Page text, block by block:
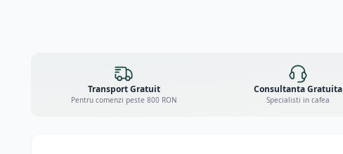
Transport Gratuit
Pentru comenzi peste 800 RON
Consultanta Gratuita
Specialisti in cafea